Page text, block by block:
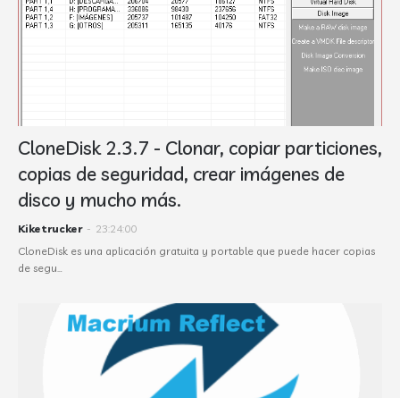
CloneDisk 2.3.7 - Clonar, copiar particiones,
copias de seguridad, crear imágenes de
disco y mucho más.
Kiketrucker - 23:24:00
CloneDisk es una aplicación gratuita y portable que puede hacer copias
de segu…